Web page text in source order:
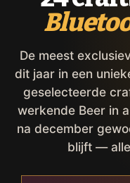
De meest
dit jaar in een
geselecteerde
werkende Beer in
na december
blijft —